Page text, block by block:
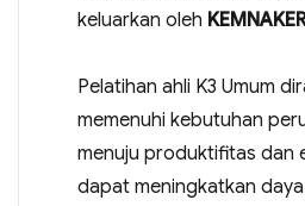
keluarkan oleh
Pelatihan ahli K3 Umum
memenuhi kebutuhan
menuju produktifitas dan
dapat meningkatkan